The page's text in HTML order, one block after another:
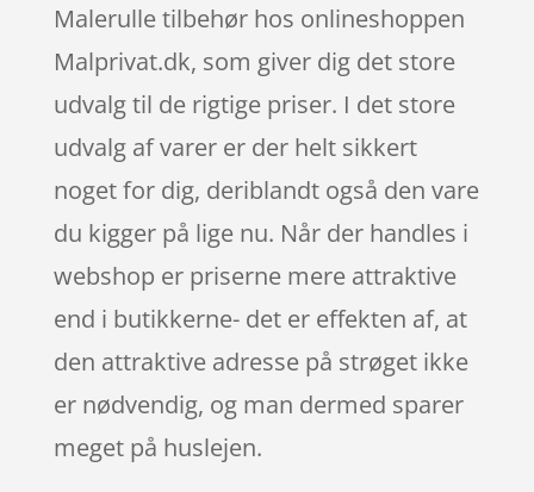
Malerulle tilbehør hos onlineshoppen
Malprivat.dk, som giver dig det store
udvalg til de rigtige priser. I det store
udvalg af varer er der helt sikkert
noget for dig, deriblandt også den vare
du kigger på lige nu. Når der handles i
webshop er priserne mere attraktive
end i butikkerne- det er effekten af, at
den attraktive adresse på strøget ikke
er nødvendig, og man dermed sparer
meget på huslejen.